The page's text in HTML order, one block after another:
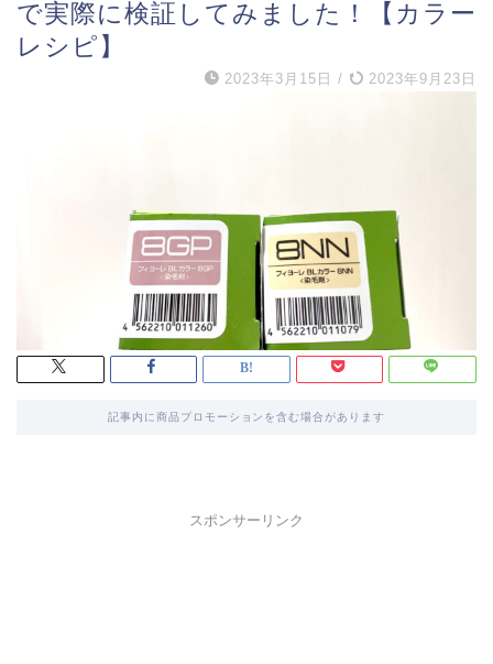
で実際に検証してみました！【カラー
レシピ】
2023年3月15日 / 2023年9月23日
記事内に商品プロモーションを含む場合があります
スポンサーリンク